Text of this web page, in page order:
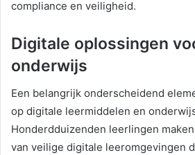
compliance en veiligheid.
Digitale oplossingen
onderwijs
Een belangrijk onderscheidend
op digitale leermiddelen en
Honderdduizenden leerlingen
van veilige digitale leeromgevingen